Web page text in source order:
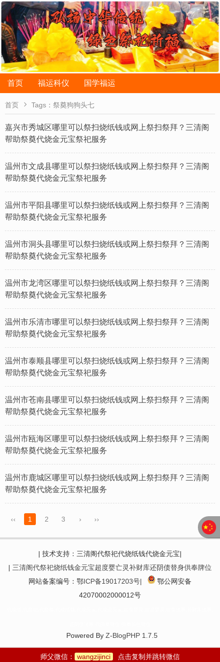
首页 福运科仪 国学福运
首页  Tags：祭奠狗狗头七
嘉兴市秀城区哪里可以祭扫烧纸钱或网上祭扫祭拜？三清阁
帮助祭奠代烧金元宝祭祀服务
温州市文成县哪里可以祭扫烧纸钱或网上祭扫祭拜？三清阁
帮助祭奠代烧金元宝祭祀服务
温州市平阳县哪里可以祭扫烧纸钱或网上祭扫祭拜？三清阁
帮助祭奠代烧金元宝祭祀服务
温州市洞头县哪里可以祭扫烧纸钱或网上祭扫祭拜？三清阁
帮助祭奠代烧金元宝祭祀服务
温州市龙湾区哪里可以祭扫烧纸钱或网上祭扫祭拜？三清阁
帮助祭奠代烧金元宝祭祀服务
温州市乐清市哪里可以祭扫烧纸钱或网上祭扫祭拜？三清阁
帮助祭奠代烧金元宝祭祀服务
温州市泰顺县哪里可以祭扫烧纸钱或网上祭扫祭拜？三清阁
帮助祭奠代烧金元宝祭祀服务
温州市苍南县哪里可以祭扫烧纸钱或网上祭扫祭拜？三清阁
帮助祭奠代烧金元宝祭祀服务
温州市瓯海区哪里可以祭扫烧纸钱或网上祭扫祭拜？三清阁
帮助祭奠代烧金元宝祭祀服务
温州市鹿城区哪里可以祭扫烧纸钱或网上祭扫祭拜？三清阁
帮助祭奠代烧金元宝祭祀服务
‹‹ 1 2 3 › ››
| 技术支持：三清阁代祭祀代烧纸钱代烧金元宝|
| 三清阁代祭祀烧纸钱金元宝超度婴亡灵补财库还阴债替身供奉牌位
网站备案编号： 鄂ICP备19017203号|
鄂公网安备
42070002000012号
Powered By Z-BlogPHP 1.7.5
师父微信： wangzijinci 点击复制并跳转微信